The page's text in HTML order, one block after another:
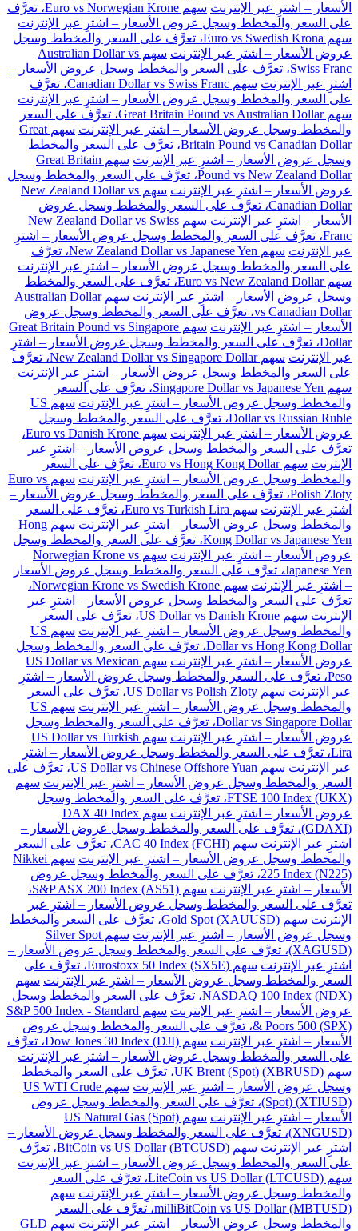
الأسعار – اشترِ عبر الإنترنت
سهم Euro vs Norwegian Krone، تعرَّف
على السعر والمخطط وسجل عروض الأسعار – اشترِ عبر الإنترنت
سهم Euro vs Swedish Krona، تعرَّف على السعر والمخطط وسجل
عروض الأسعار – اشترِ عبر الإنترنت
سهم Australian Dollar vs
Swiss Franc، تعرَّف على السعر والمخطط وسجل عروض الأسعار –
اشترِ عبر الإنترنت
سهم Canadian Dollar vs Swiss Franc، تعرَّف
على السعر والمخطط وسجل عروض الأسعار – اشترِ عبر الإنترنت
سهم Great Britain Pound vs Australian Dollar، تعرَّف على السعر
والمخطط وسجل عروض الأسعار – اشترِ عبر الإنترنت
سهم Great
Britain Pound vs Canadian Dollar، تعرَّف على السعر والمخطط
وسجل عروض الأسعار – اشترِ عبر الإنترنت
سهم Great Britain
Pound vs New Zealand Dollar، تعرَّف على السعر والمخطط وسجل
عروض الأسعار – اشترِ عبر الإنترنت
سهم New Zealand Dollar vs
Canadian Dollar، تعرَّف على السعر والمخطط وسجل عروض
الأسعار – اشترِ عبر الإنترنت
سهم New Zealand Dollar vs Swiss
Franc، تعرَّف على السعر والمخطط وسجل عروض الأسعار – اشترِ
عبر الإنترنت
سهم New Zealand Dollar vs Japanese Yen، تعرَّف
على السعر والمخطط وسجل عروض الأسعار – اشترِ عبر الإنترنت
سهم Euro vs New Zealand Dollar، تعرَّف على السعر والمخطط
وسجل عروض الأسعار – اشترِ عبر الإنترنت
سهم Australian Dollar
vs Canadian Dollar، تعرَّف على السعر والمخطط وسجل عروض
الأسعار – اشترِ عبر الإنترنت
سهم Great Britain Pound vs Singapore
Dollar، تعرَّف على السعر والمخطط وسجل عروض الأسعار – اشترِ
عبر الإنترنت
سهم New Zealand Dollar vs Singapore Dollar، تعرَّف
على السعر والمخطط وسجل عروض الأسعار – اشترِ عبر الإنترنت
سهم Singapore Dollar vs Japanese Yen، تعرَّف على السعر
والمخطط وسجل عروض الأسعار – اشترِ عبر الإنترنت
سهم US
Dollar vs Russian Ruble، تعرَّف على السعر والمخطط وسجل
عروض الأسعار – اشترِ عبر الإنترنت
سهم Euro vs Danish Krone،
تعرَّف على السعر والمخطط وسجل عروض الأسعار – اشترِ عبر
الإنترنت
سهم Euro vs Hong Kong Dollar، تعرَّف على السعر
والمخطط وسجل عروض الأسعار – اشترِ عبر الإنترنت
سهم Euro vs
Polish Zloty، تعرَّف على السعر والمخطط وسجل عروض الأسعار –
اشترِ عبر الإنترنت
سهم Euro vs Turkish Lira، تعرَّف على السعر
والمخطط وسجل عروض الأسعار – اشترِ عبر الإنترنت
سهم Hong
Kong Dollar vs Japanese Yen، تعرَّف على السعر والمخطط وسجل
عروض الأسعار – اشترِ عبر الإنترنت
سهم Norwegian Krone vs
Japanese Yen، تعرَّف على السعر والمخطط وسجل عروض الأسعار
– اشترِ عبر الإنترنت
سهم Norwegian Krone vs Swedish Krone،
تعرَّف على السعر والمخطط وسجل عروض الأسعار – اشترِ عبر
الإنترنت
سهم US Dollar vs Danish Krone، تعرَّف على السعر
والمخطط وسجل عروض الأسعار – اشترِ عبر الإنترنت
سهم US
Dollar vs Hong Kong Dollar، تعرَّف على السعر والمخطط وسجل
عروض الأسعار – اشترِ عبر الإنترنت
سهم US Dollar vs Mexican
Peso، تعرَّف على السعر والمخطط وسجل عروض الأسعار – اشترِ
عبر الإنترنت
سهم US Dollar vs Polish Zloty، تعرَّف على السعر
والمخطط وسجل عروض الأسعار – اشترِ عبر الإنترنت
سهم US
Dollar vs Singapore Dollar، تعرَّف على السعر والمخطط وسجل
عروض الأسعار – اشترِ عبر الإنترنت
سهم US Dollar vs Turkish
Lira، تعرَّف على السعر والمخطط وسجل عروض الأسعار – اشترِ
عبر الإنترنت
سهم US Dollar vs Chinese Offshore Yuan، تعرَّف على
السعر والمخطط وسجل عروض الأسعار – اشترِ عبر الإنترنت سهم
FTSE 100 Index (UKX)، تعرَّف على السعر والمخطط وسجل
عروض الأسعار – اشترِ عبر الإنترنت
سهم DAX 40 Index
(GDAXI)، تعرَّف على السعر والمخطط وسجل عروض الأسعار –
اشترِ عبر الإنترنت
سهم CAC 40 Index (FCHI)، تعرَّف على السعر
والمخطط وسجل عروض الأسعار – اشترِ عبر الإنترنت
سهم Nikkei
225 Index (N225)، تعرَّف على السعر والمخطط وسجل عروض
الأسعار – اشترِ عبر الإنترنت
سهم S&P ASX 200 Index (AS51)،
تعرَّف على السعر والمخطط وسجل عروض الأسعار – اشترِ عبر
الإنترنت
سهم Gold Spot (XAUUSD)، تعرَّف على السعر والمخطط
وسجل عروض الأسعار – اشترِ عبر الإنترنت
سهم Silver Spot
(XAGUSD)، تعرَّف على السعر والمخطط وسجل عروض الأسعار –
اشترِ عبر الإنترنت
سهم Eurostoxx 50 Index (SX5E)، تعرَّف على
السعر والمخطط وسجل عروض الأسعار – اشترِ عبر الإنترنت سهم
NASDAQ 100 Index (NDX)، تعرَّف على السعر والمخطط وسجل
عروض الأسعار – اشترِ عبر الإنترنت
سهم S&P 500 Index - Standard
& Poors 500 (SPX)، تعرَّف على السعر والمخطط وسجل عروض
الأسعار – اشترِ عبر الإنترنت
سهم Dow Jones 30 Index (DJI)، تعرَّف
على السعر والمخطط وسجل عروض الأسعار – اشترِ عبر الإنترنت
سهم UK Brent (Spot) (XBRUSD)، تعرَّف على السعر والمخطط
وسجل عروض الأسعار – اشترِ عبر الإنترنت
سهم US WTI Crude
(Spot) (XTIUSD)، تعرَّف على السعر والمخطط وسجل عروض
الأسعار – اشترِ عبر الإنترنت
سهم US Natural Gas (Spot)
(XNGUSD)، تعرَّف على السعر والمخطط وسجل عروض الأسعار –
اشترِ عبر الإنترنت
سهم BitCoin vs US Dollar (BTCUSD)، تعرَّف
على السعر والمخطط وسجل عروض الأسعار – اشترِ عبر الإنترنت
سهم LiteCoin vs US Dollar (LTCUSD)، تعرَّف على السعر
والمخطط وسجل عروض الأسعار – اشترِ عبر الإنترنت سهم
milliBitCoin vs US Dollar (MBTUSD)، تعرَّف على السعر
والمخطط وسجل عروض الأسعار – اشترِ عبر الإنترنت
سهم GLD